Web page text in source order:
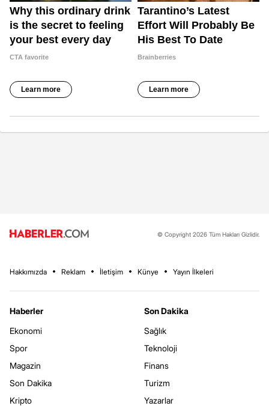
© Copyright 2026 Tüm Hakları Gizlidir.
Hakkımızda Reklam İletişim Künye Yayın İlkeleri
Haberler
Ekonomi
Spor
Magazin
Son Dakika
Kripto
Son Dakika
Sağlık
Teknoloji
Finans
Turizm
Yazarlar